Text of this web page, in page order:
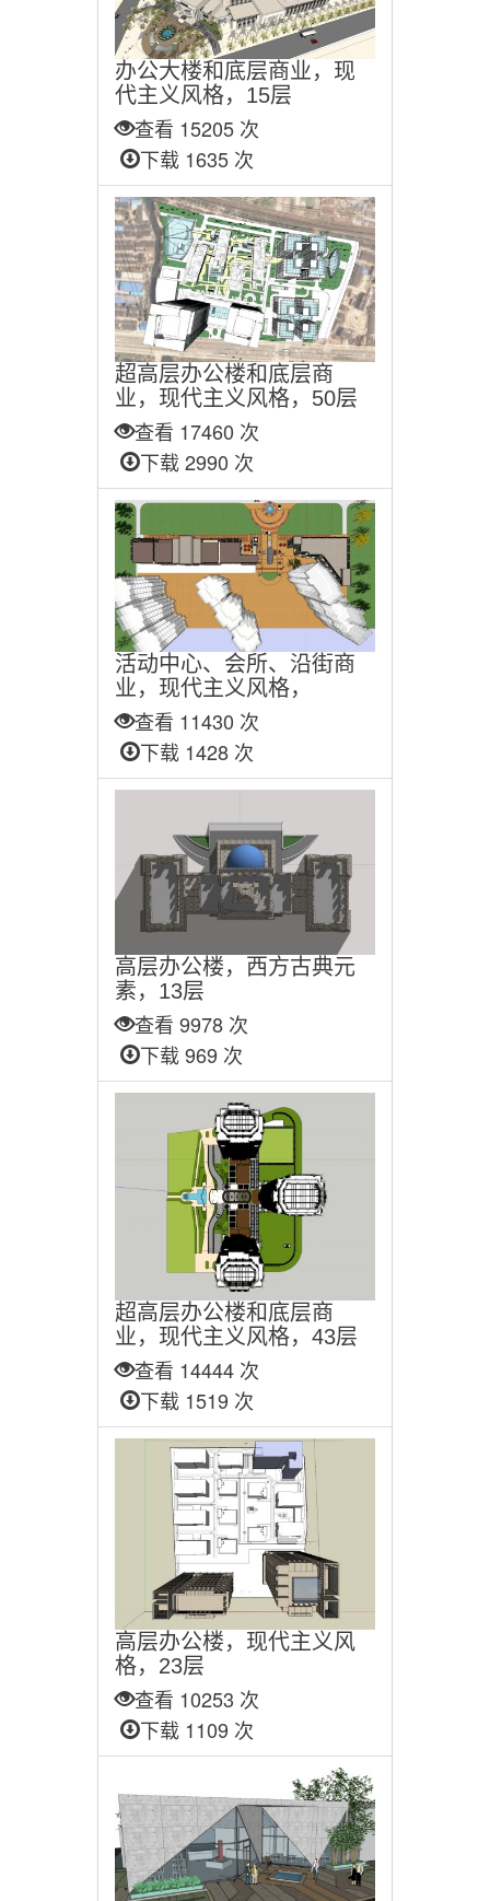
办公大楼和底层商业，现
代主义风格，15层
查看 15205 次
下载 1635 次
超高层办公楼和底层商
业，现代主义风格，50层
查看 17460 次
下载 2990 次
活动中心、会所、沿街商
业，现代主义风格，
查看 11430 次
下载 1428 次
高层办公楼，西方古典元
素，13层
查看 9978 次
下载 969 次
超高层办公楼和底层商
业，现代主义风格，43层
查看 14444 次
下载 1519 次
高层办公楼，现代主义风
格，23层
查看 10253 次
下载 1109 次